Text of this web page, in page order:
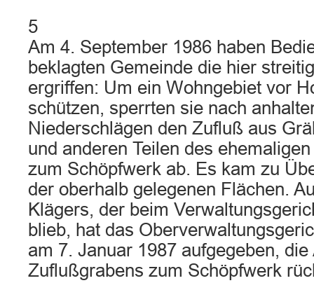
5
Am 4. September 1986 haben
beklagten Gemeinde die hier
ergriffen: Um ein Wohngebiet vor
schützen, sperrten sie nach
Niederschlägen den Zufluß aus
und anderen Teilen des
zum Schöpfwerk ab. Es kam zu
der oberhalb gelegenen Flächen.
Klägers, der beim
blieb, hat das
am 7. Januar 1987 aufgegeben,
Zuflußgrabens zum Schöpfwerk